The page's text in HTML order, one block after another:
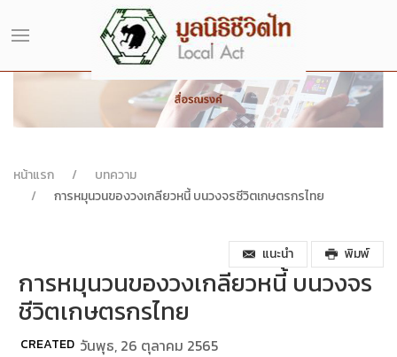
หน้าแรก
บทความ
การหมุนวนของวงเกลียวหนี้ บนวงจรชีวิตเกษตรกรไทย
แนะนำ พิมพ์
การหมุนวนของวงเกลียวหนี้ บนวงจร
ชีวิตเกษตรกรไทย
CREATED วันพุธ, 26 ตุลาคม 2565